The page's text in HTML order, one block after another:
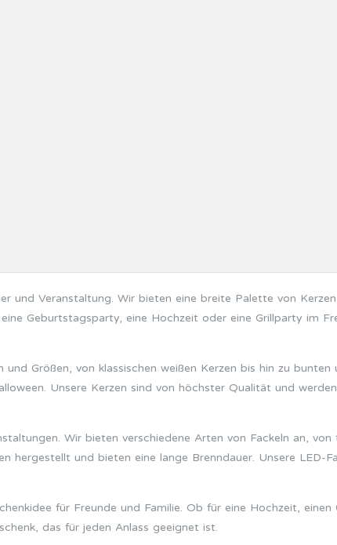
und Veranstaltung. Wir bieten eine breite Palette von
Geburtstagsparty, eine Hochzeit oder eine Grillparty im
Größen, von klassischen weißen Kerzen bis hin zu
Unsere Kerzen sind von höchster Qualität und
Wir bieten verschiedene Arten von Fackeln an,
hergestellt und bieten eine lange Brenndauer. Unsere LED-
für Freunde und Familie. Ob für eine Hochzeit,
das für jeden Anlass geeignet ist.